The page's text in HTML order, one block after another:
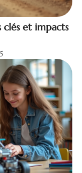
et impacts